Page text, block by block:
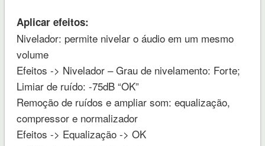
Aplicar efeitos:
Nivelador: permite nivelar o áudio em um mesmo
volume
Efeitos -> Nivelador – Grau de nivelamento: Forte;
Limiar de ruído: -75dB “OK”
Remoção de ruídos e ampliar som: equalização,
compressor e normalizador
Efeitos -> Equalização -> OK